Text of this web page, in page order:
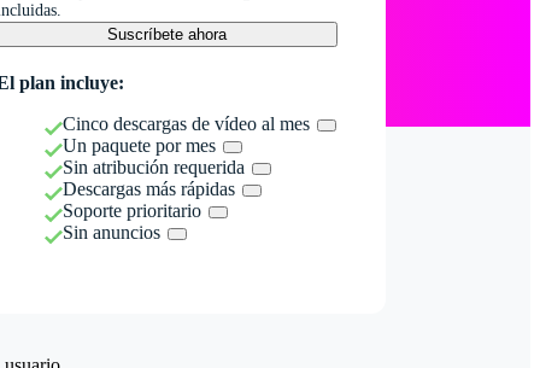
Suscríbete ahora
plan incluye:
Cinco descargas de vídeo al mes
Un paquete por mes
Sin atribución requerida
Descargas más rápidas
Soporte prioritario
Sin anuncios